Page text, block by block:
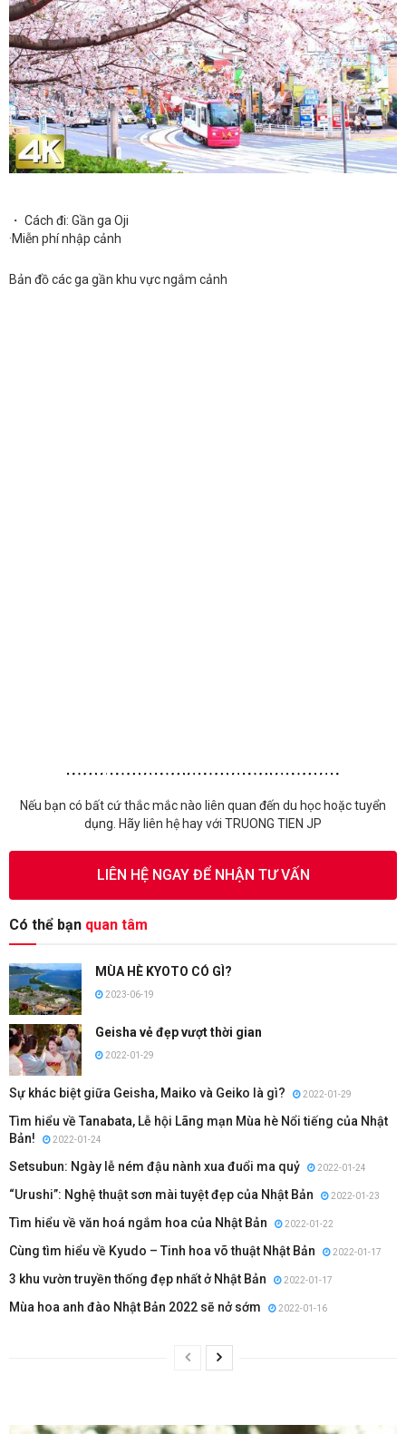
・ Cách đi: Gần ga Oji
·Miễn phí nhập cảnh
Bản đồ các ga gần khu vực ngắm cảnh
Nếu bạn có bất cứ thắc mắc nào liên quan đến du học hoặc tuyển
dụng. Hãy liên hệ hay với TRUONG TIEN JP
LIÊN HỆ NGAY ĐỂ NHẬN TƯ VẤN
Có thể bạn quan tâm
MÙA HÈ KYOTO CÓ GÌ?
2023-06-19
Geisha vẻ đẹp vượt thời gian
2022-01-29
Sự khác biệt giữa Geisha, Maiko và Geiko là gì? 2022-01-29
Tìm hiểu về Tanabata, Lễ hội Lãng mạn Mùa hè Nổi tiếng của Nhật
Bản!
2022-01-24
Setsubun: Ngày lễ ném đậu nành xua đuổi ma quỷ 2022-01-24
“Urushi”: Nghệ thuật sơn mài tuyệt đẹp của Nhật Bản 2022-01-23
Tìm hiểu về văn hoá ngắm hoa của Nhật Bản 2022-01-22
Cùng tìm hiểu về Kyudo – Tinh hoa võ thuật Nhật Bản 2022-01-17
3 khu vườn truyền thống đẹp nhất ở Nhật Bản 2022-01-17
Mùa hoa anh đào Nhật Bản 2022 sẽ nở sớm 2022-01-16